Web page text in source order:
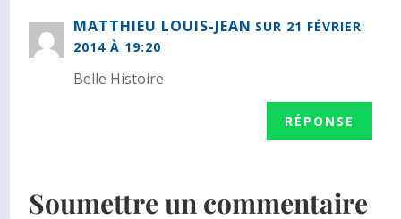
MATTHIEU LOUIS-JEAN SUR 21 FÉVRIER
2014 À 19:20
Belle Histoire
RÉPONSE
Soumettre un commentaire